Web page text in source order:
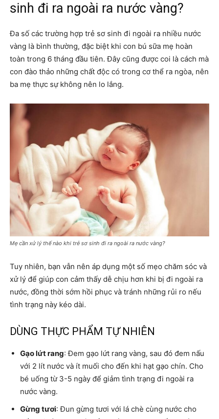
sinh đi ra ngoài ra nước vàng?
Đa số các trường hợp trẻ sơ sinh đi ngoài ra nhiều nước
vàng là bình thường, đặc biệt khi con bú sữa mẹ hoàn
toàn trong 6 tháng đầu tiên. Đây cũng được coi là cách mà
con đào thảo những chất độc có trong cơ thể ra ngòa, nên
ba mẹ thực sự không nên lo lắng.
Mẹ cần xử lý thế nào khi trẻ sơ sinh đi ra ngoài ra nước vàng?
Tuy nhiên, bạn vẫn nên áp dụng một số mẹo chăm sóc và
xử lý để giúp con cảm thấy dễ chịu hơn khi bị đi ngoài ra
nước, đồng thời sớm hồi phục và tránh những rủi ro nếu
tình trạng này kéo dài.
DÙNG THỰC PHẨM TỰ NHIÊN
Gạo lứt rang: Đem gạo lứt rang vàng, sau đó đem nấu
với 2 lít nước và ít muối cho đến khi hạt gạo chín. Cho
bé uống từ 3-5 ngày để giảm tình trạng đi ngoài ra
nước vàng.
Gừng tươi: Đun gừng tươi với lá chè cùng nước cho